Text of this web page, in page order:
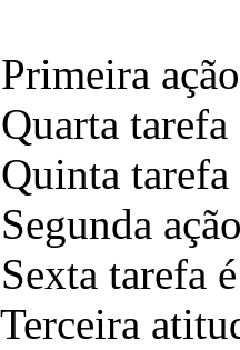
tarefa
tarefa
tarefa